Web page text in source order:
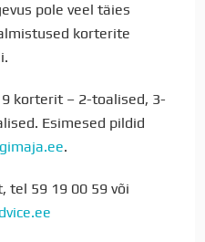
pole veel täies
korterite
korterit – 2-toalised, 3-
Esimesed pildid
.
tel 59 19 00 59 või